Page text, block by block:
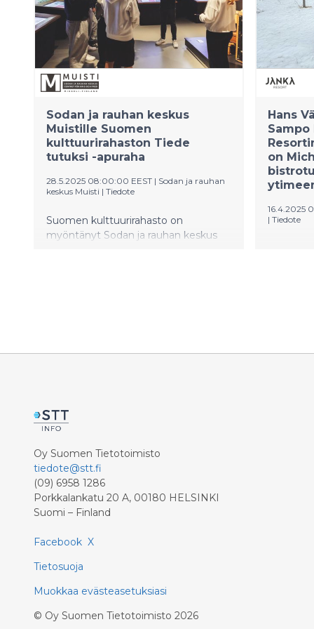
mailat
euroa/
10
Sodan ja rauhan keskus
Muistille Suomen
kulttuurirahaston Tiede
tutuksi -apuraha
28.5.2025 08:00:00 EEST | Sodan ja rauhan
keskus Muisti | Tiedote
Suomen kulttuurirahasto on
myöntänyt Sodan ja rauhan keskus
Hans
Sampo
on
16.4.2025
| Tiedote
Oy Suomen Tietotoimisto
tiedote@stt.fi
(09) 6958 1286
Porkkalankatu 20 A, 00180 HELSINKI
Suomi – Finland
Facebook X
Tietosuoja
Muokkaa evästeasetuksiasi
© Oy Suomen Tietotoimisto 2026